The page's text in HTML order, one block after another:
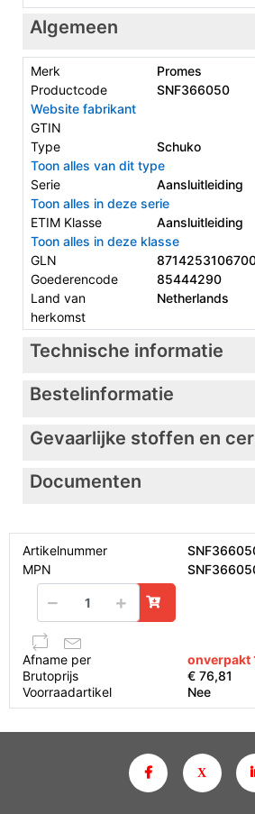
Algemeen
Merk
Promes
Productcode
SNF366050
Website fabrikant
GTIN
Type
Schuko
Toon alles van dit type
Serie
Aansluitleiding
Toon alles in deze serie
ETIM Klasse
Aansluitleiding
Toon alles in deze klasse
GLN
Goederencode
85444290
Land van
herkomst
Netherlands
Technische informatie
Bestelinformatie
Gevaarlijke stoffen en
Documenten
Artikelnummer
MPN
Afname per
onverpakt
Brutoprijs
€ 76,81
Voorraadartikel
Nee